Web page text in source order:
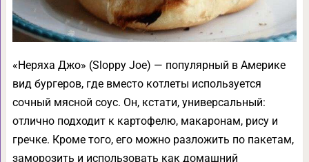
«Неряха Джо» (Sloppy Joe) — популярный в Америке
вид бургеров, где вместо котлеты используется
сочный мясной соус. Он, кстати, универсальный:
отлично подходит к картофелю, макаронам, рису и
гречке. Кроме того, его можно разложить по пакетам,
заморозить и использовать как домашний